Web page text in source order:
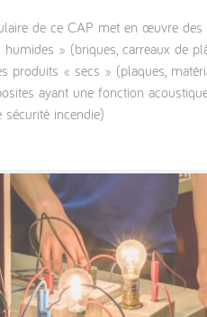
de ce CAP met en œuvre des
» (briques, carreaux de
produits « secs » (plaques,
ayant une fonction
sécurité incendie)